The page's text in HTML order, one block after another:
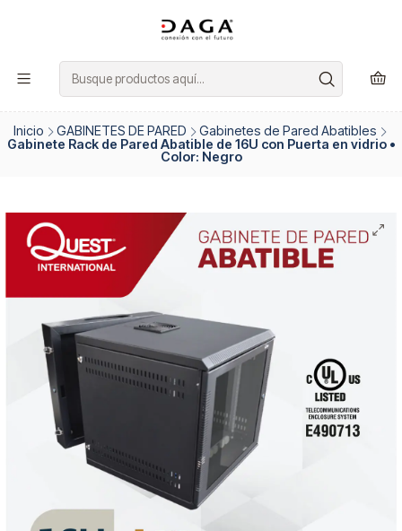
Inicio GABINETES DE PARED
Gabinetes de Pared Abatibles
Gabinete Rack de Pared Abatible de 16U con Puerta en vidrio •
Color: Negro